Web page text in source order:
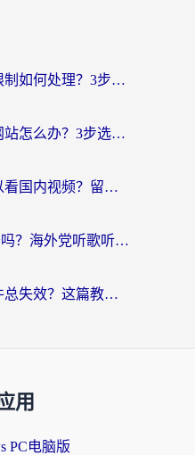
海外党必看：视频受限制如何处理？3步解决国内剧番“看不了”难题
在国外不能登录中国网站怎么办？3步选对回国加速器，无缝刷剧、办业务
在国外有什么软件可以看国内视频？留学生亲测的追剧救星来了
全民K歌国外可以打开吗？海外党听歌听书无限制的实用指南
国外能听歌的音乐软件总失效？这篇教你怎么在海外流畅听网易云
用
PC电脑版